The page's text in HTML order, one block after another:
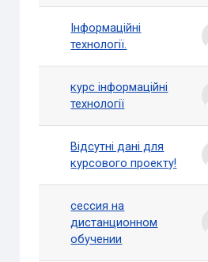
Інформаційні
технології.
курс інформаційні
технології
Відсутні дані для
курсового проекту!
сессия на
дистанционном
обучении